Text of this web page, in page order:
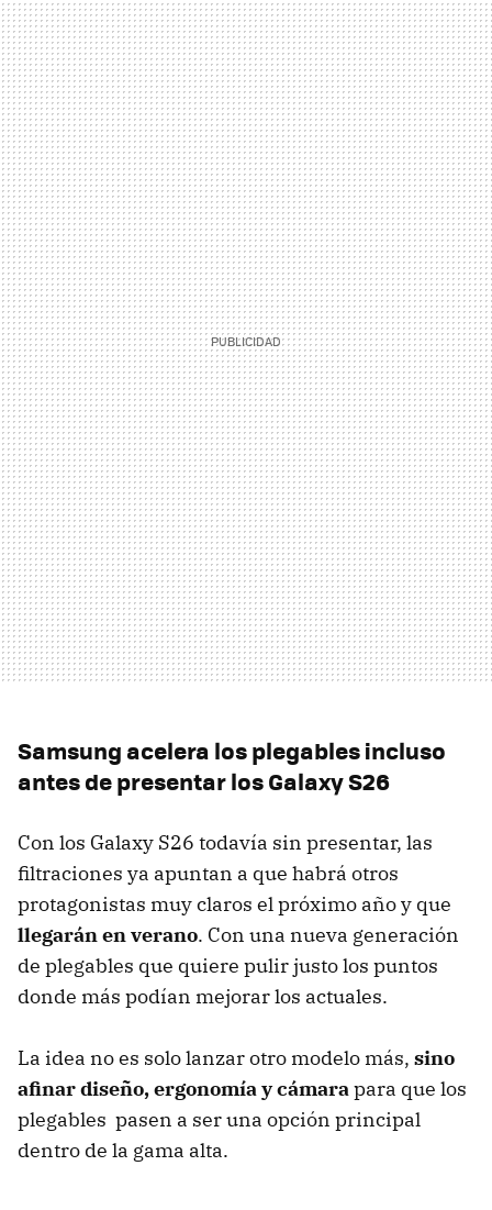
Samsung acelera los plegables incluso
antes de presentar los Galaxy S26
Con los Galaxy S26 todavía sin presentar, las
filtraciones ya apuntan a que habrá otros
protagonistas muy claros el próximo año y que
llegarán en verano. Con una nueva generación
de plegables que quiere pulir justo los puntos
donde más podían mejorar los actuales.
La idea no es solo lanzar otro modelo más, sino
afinar diseño, ergonomía y cámarapara que los
plegables pasen a ser una opción principal
dentro de la gama alta.